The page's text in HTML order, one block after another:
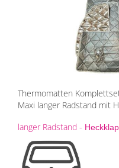
Thermomatten
Maxi langer Radstand mit
langer Radstand -